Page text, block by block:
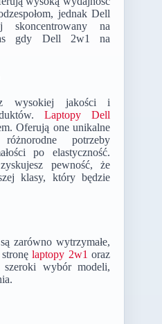
jednak Dell
skoncentrowany na
gdy Dell 2w1 na
wysokiej jakości i
Laptopy Dell
Oferują one unikalne
potrzeby
po elastyczność.
pewność, że
klasy, który będzie
zarówno wytrzymałe,
stronęlaptopy 2w1 oraz
wybór modeli,